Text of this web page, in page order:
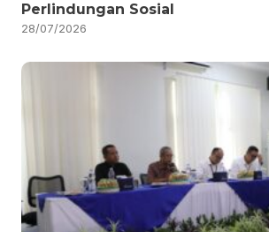
Perlindungan Sosial
28/07/2026